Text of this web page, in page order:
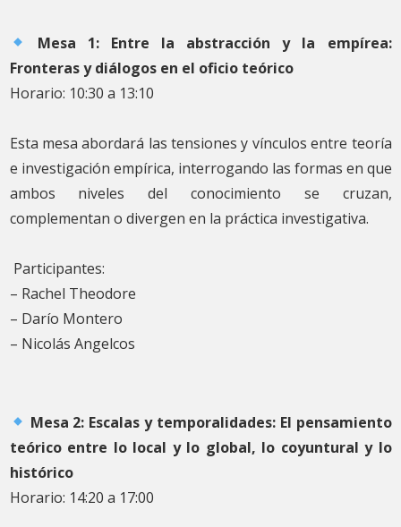
Mesa 1: Entre la abstracción y la empírea:
Fronteras y diálogos en el oficio teórico
Horario: 10:30 a 13:10
Esta mesa abordará las tensiones y vínculos entre teoría
e investigación empírica, interrogando las formas en que
ambos niveles del conocimiento se cruzan,
complementan o divergen en la práctica investigativa.
Participantes:
– Rachel Theodore
– Darío Montero
– Nicolás Angelcos
Mesa 2: Escalas y temporalidades: El pensamiento
teórico entre lo local y lo global, lo coyuntural y lo
histórico
Horario: 14:20 a 17:00